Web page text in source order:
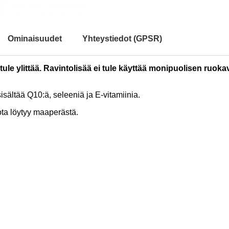
Ominaisuudet Yhteystiedot (GPSR)
ylittää. Ravintolisää ei tule käyttää monipuolisen
Q10:ä, seleeniä ja E-vitamiinia.
löytyy maaperästä.